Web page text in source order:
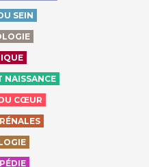
SEIN
NAISSANCE
CŒUR